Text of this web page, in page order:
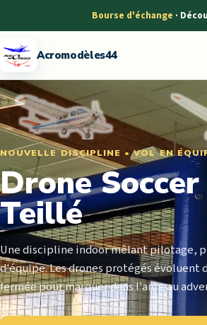
Bourse d'échange
Acromodèles44
NOUVELLE DISCIPLINE •VOL EN
Drone Soccer
Teillé
Une discipline indoor mêlant pilotage,
d'équipe. Les drones protégés évoluent
fermée pour marquer dans l'anneau